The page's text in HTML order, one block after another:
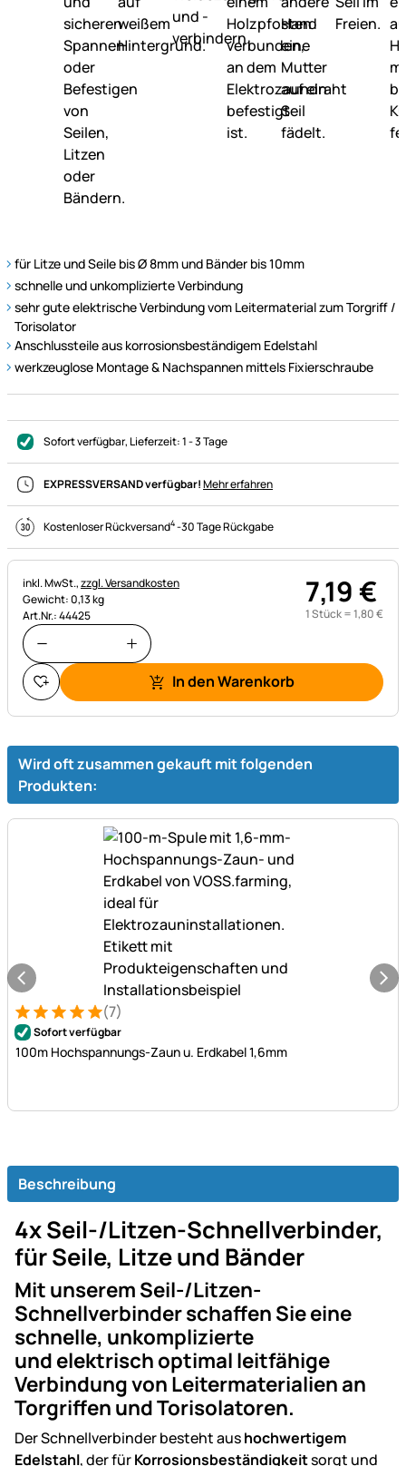
für Litze und Seile bis Ø 8mm und Bänder bis 10mm
schnelle und unkomplizierte Verbindung
sehr gute elektrische Verbindung vom Leitermaterial zum Torgriff /
Torisolator
Anschlussteile aus korrosionsbeständigem Edelstahl
werkzeuglose Montage & Nachspannen mittels Fixierschraube
Sofort verfügbar, Lieferzeit:1 - 3 Tage
EXPRESSVERSAND verfügbar!Mehr erfahren
Kostenloser Rückversand4-30 Tage Rückgabe
Steuerhinweis:
inkl. MwSt.,zzgl. Versandkosten
Gewicht: 0,13 kg
Art.Nr.: 44425
7,19€
1 Stück =1,80€
In den Warenkorb
Wird oft zusammen gekauft mit folgenden
Produkten:
Bewertung: 5 von 5 (7 Bewertungen)
7 Bewertungen(7)
Sofort verfügbar
100m Hochspannungs-Zaun u. Erdkabel 1,6mm
Beschreibung
4x Seil-/Litzen-Schnellverbinder,
für Seile, Litze und Bänder
Mit unserem Seil-/Litzen-
Schnellverbinder schaffen Sie eine
schnelle, unkomplizierte
undelektrisch optimal leitfähige
Verbindungvon Leitermaterialien an
Torgriffen und Torisolatoren.
Der Schnellverbinder besteht aushochwertigem
Edelstahl, der fürKorrosionsbeständigkeitsorgt und